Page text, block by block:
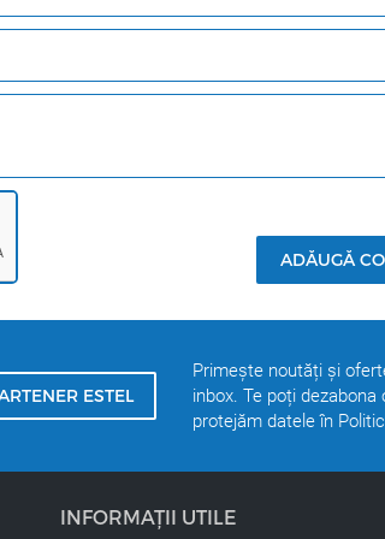
100 ml oferă:
durată
SHADOWS pot fi amestecate între
ADĂUGĂ
ESTEL
Primește noutăți și
inbox. Te poți
protejăm datele în
INFORMAȚII UTILE